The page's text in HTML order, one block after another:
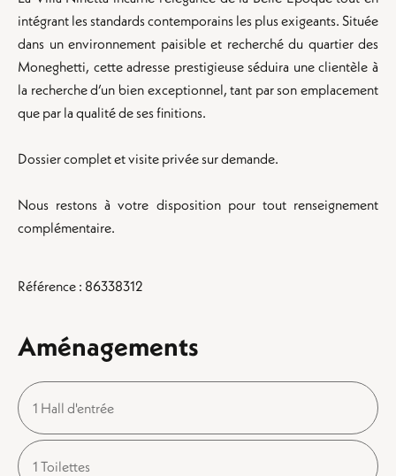
intégrant les standards contemporains les plus exigeants. Située
dans un environnement paisible et recherché du quartier des
Moneghetti, cette adresse prestigieuse séduira une clientèle à
la recherche d’un bien exceptionnel, tant par son emplacement
que par la qualité de ses finitions.
Dossier complet et visite privée sur demande.
Nous restons à votre disposition pour tout renseignement
complémentaire.
Référence : 86338312
Aménagements
1 Hall d'entrée
1 Toilettes